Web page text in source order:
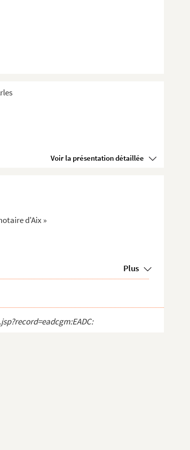
Voir la présentation détaillée
d'Aix »
Plus